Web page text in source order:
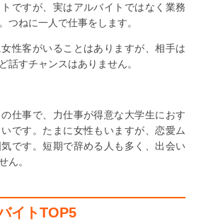
ですが、実はアルバイトではなく業務
つねに一人で仕事をします。
性客がいることはありますが、相手は
話すチャンスはありません。
仕事で、力仕事が得意な大学生におす
です。たまに女性もいますが、恋愛ム
です。短期で辞める人も多く、出会い
ん。
イトTOP5